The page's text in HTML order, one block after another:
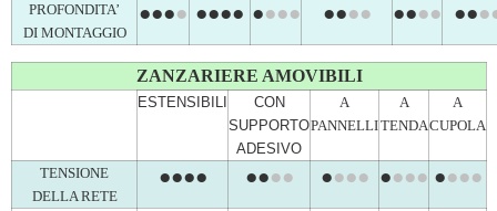
PROFONDITA’
DI MONTAGGIO
●●●● ●●●● ●●●● ●●●● ●●●● ●●
ZANZARIERE AMOVIBILI
ESTENSIBILI
CON
SUPPORTO
ADESIVO
A
PANNELLI
A
TENDA
A
CUPOLA
TENSIONE
DELLA RETE
●●●● ●●●● ●●●● ●●●● ●●●●